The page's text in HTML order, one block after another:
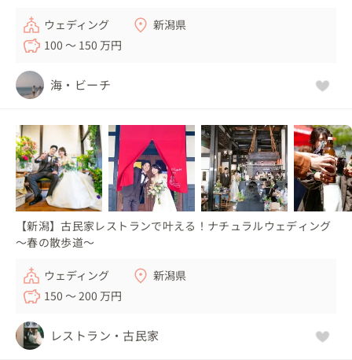
ウェディング
新潟県
100 〜 150 万円
海・ビーチ
【新潟】古民家レストランで叶える！ナチュラルウェディング
～春の散歩道～
ウェディング
新潟県
150 〜 200 万円
レストラン・古民家